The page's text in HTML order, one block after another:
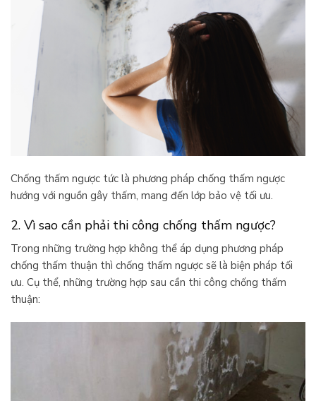
Chống thấm ngược tức là phương pháp chống thấm ngược
hướng với nguồn gây thấm, mang đến lớp bảo vệ tối ưu.
2. Vì sao cần phải thi công chống thấm ngược?
Trong những trường hợp không thể áp dụng phương pháp
chống thấm thuận thì chống thấm ngược sẽ là biện pháp tối
ưu. Cụ thể, những trường hợp sau cần thi công chống thấm
thuận: